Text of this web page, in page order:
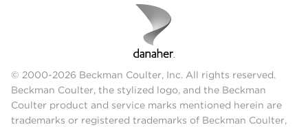
© 2000-2026 Beckman Coulter, Inc. All rights reserved.
Beckman Coulter, the stylized logo, and the Beckman
Coulter product and service marks mentioned herein are
trademarks or registered trademarks of Beckman Coulter,